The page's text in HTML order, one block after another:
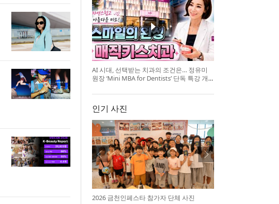
AI 시대, 선택받는 치과의 조건은… 정유미
원장 ‘Mini MBA for Dentists’ 단독 특강 개
인기 사진
2026 금천인페스타 참가자 단체 사진